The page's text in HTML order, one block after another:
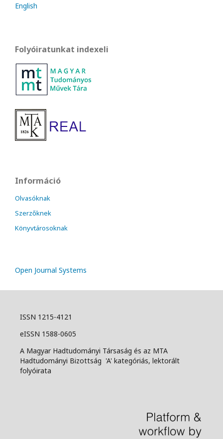
English
Folyóiratunkat indexeli
Információ
Olvasóknak
Szerzőknek
Könyvtárosoknak
Open Journal Systems
ISSN 1215-4121
eISSN 1588-0605
A Magyar Hadtudományi Társaság és az MTA
Hadtudományi Bizottság 'A' kategóriás, lektorált
folyóirata